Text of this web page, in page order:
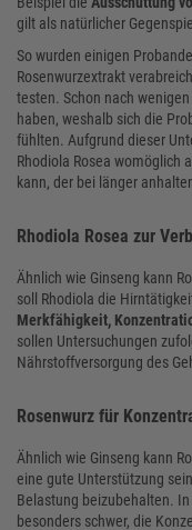
gilt als natürlicher
So wurden einigen
Rosenwurzextrakt
testen. Schon nach
haben, weshalb sich die
fühlten. Aufgrund dieser
Rhodiola Rosea womöglich
kann, der bei länger
Rhodiola Rosea zur
Ähnlich wie Ginseng kann
soll Rhodiola die
Merkfähigkeit,
sollen Untersuchungen
Nährstoffversorgung des
Rosenwurz für
Ähnlich wie Ginseng kann
eine gute Unterstützung
Belastung beizubehalten.
besonders schwer, die